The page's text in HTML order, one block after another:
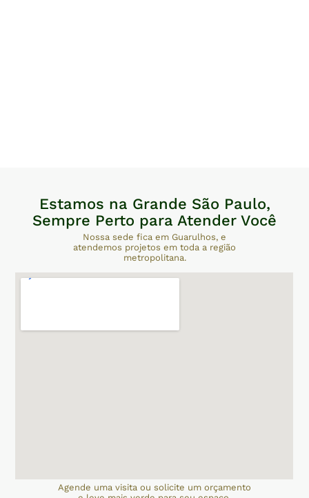
Estamos na Grande São Paulo,
Sempre Perto para Atender Você
Nossa sede fica em Guarulhos, e
atendemos projetos em toda a região
metropolitana.
Agende uma visita ou solicite um orçamento